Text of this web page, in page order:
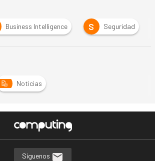
Business Intelligence S Seguridad
Noticias
Síguenos